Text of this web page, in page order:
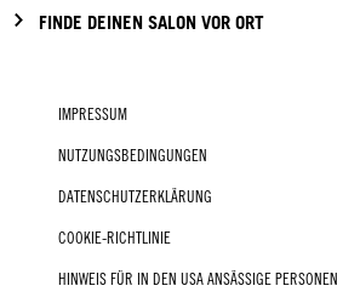
FINDE DEINEN SALON VOR ORT
IMPRESSUM
NUTZUNGSBEDINGUNGEN
DATENSCHUTZERKLÄRUNG
COOKIE-RICHTLINIE
HINWEIS FÜR IN DEN USA ANSÄSSIGE PERSONEN